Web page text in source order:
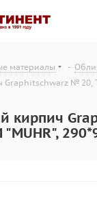
материалы -
Graphitschwarz № 20,
кирпич
"MUHR",